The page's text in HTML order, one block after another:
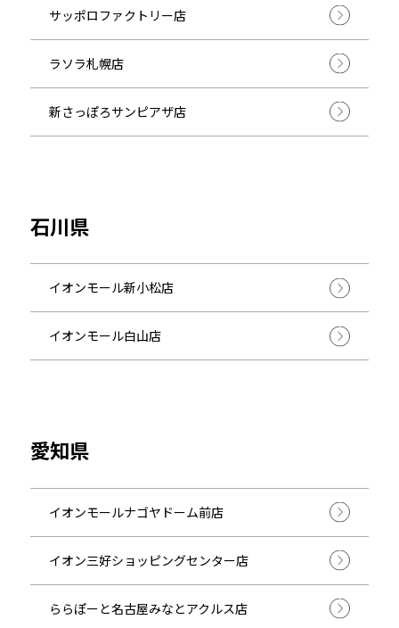
サッポロファクトリー店
ラソラ札幌店
新さっぽろサンピアザ店
石川県
イオンモール新小松店
イオンモール白山店
愛知県
イオンモールナゴヤドーム前店
イオン三好ショッピングセンター店
ららぽーと名古屋みなとアクルス店